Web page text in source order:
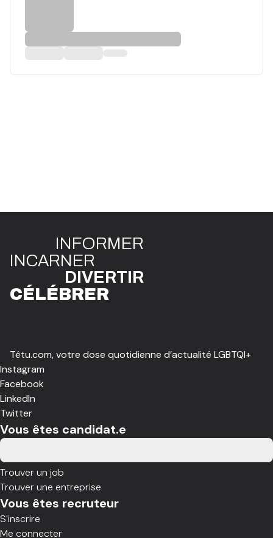
INFORMER
INCARNER
DIVERTIR
CÉLÉBRER
Têtu.com, votre dose quotidienne d’actualité LGBTQI+
Instagram
Facebook
LinkedIn
Twitter
Vous êtes candidat.e
Trouver un job
Trouver une entreprise
Vous êtes recruteur
S'inscrire
Me connecter